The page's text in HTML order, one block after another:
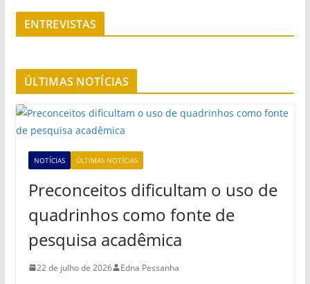
ENTREVISTAS
ÚLTIMAS NOTÍCIAS
NOTÍCIAS ÚLTIMAS NOTÍCIAS
Preconceitos dificultam o uso de
quadrinhos como fonte de
pesquisa acadêmica
22 de julho de 2026 Edna Pessanha